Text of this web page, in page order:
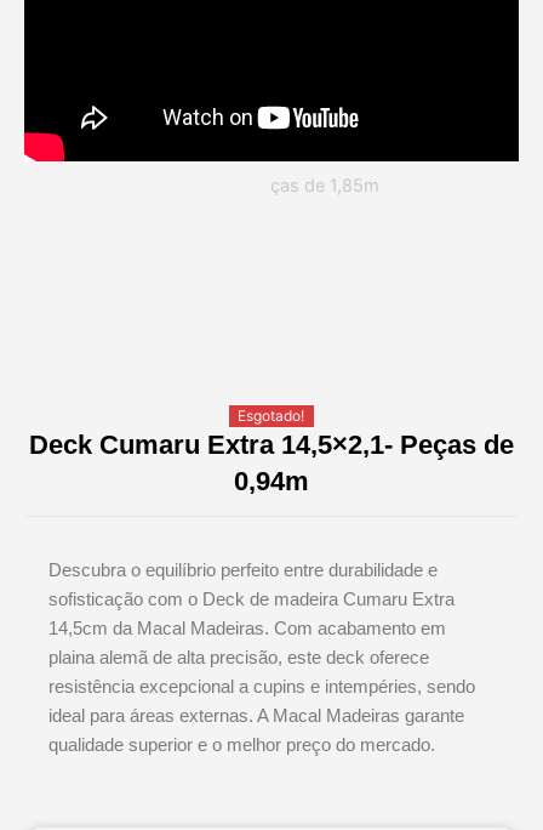
Esgotado!
Deck Cumaru Extra 14,5×2,1- Peças de
0,94m
Descubra o equilíbrio perfeito entre durabilidade e
sofisticação com o Deck de madeira Cumaru Extra
14,5cm da Macal Madeiras. Com acabamento em
plaina alemã de alta precisão, este deck oferece
resistência excepcional a cupins e intempéries, sendo
ideal para áreas externas. A Macal Madeiras garante
qualidade superior e o melhor preço do mercado.​